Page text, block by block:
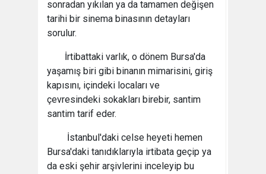
sonradan yıkılan ya da tamamen değişen
tarihi bir sinema binasının detayları
sorulur.
İrtibattaki varlık, o dönem Bursa'da
yaşamış biri gibi binanın mimarisini, giriş
kapısını, içindeki locaları ve
çevresindeki sokakları birebir, santim
santim tarif eder.
İstanbul'daki celse heyeti hemen
Bursa'daki tanıdıklarıyla irtibata geçip ya
da eski şehir arşivlerini inceleyip bu